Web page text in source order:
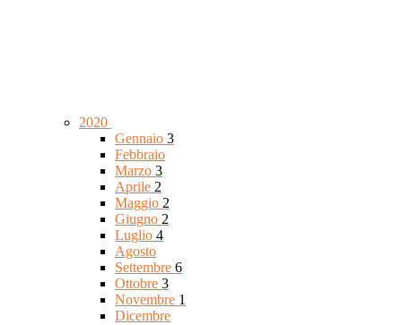
2020
Gennaio 3
Febbraio
Marzo 3
Aprile 2
Maggio 2
Giugno 2
Luglio 4
Agosto
Settembre 6
Ottobre 3
Novembre 1
Dicembre